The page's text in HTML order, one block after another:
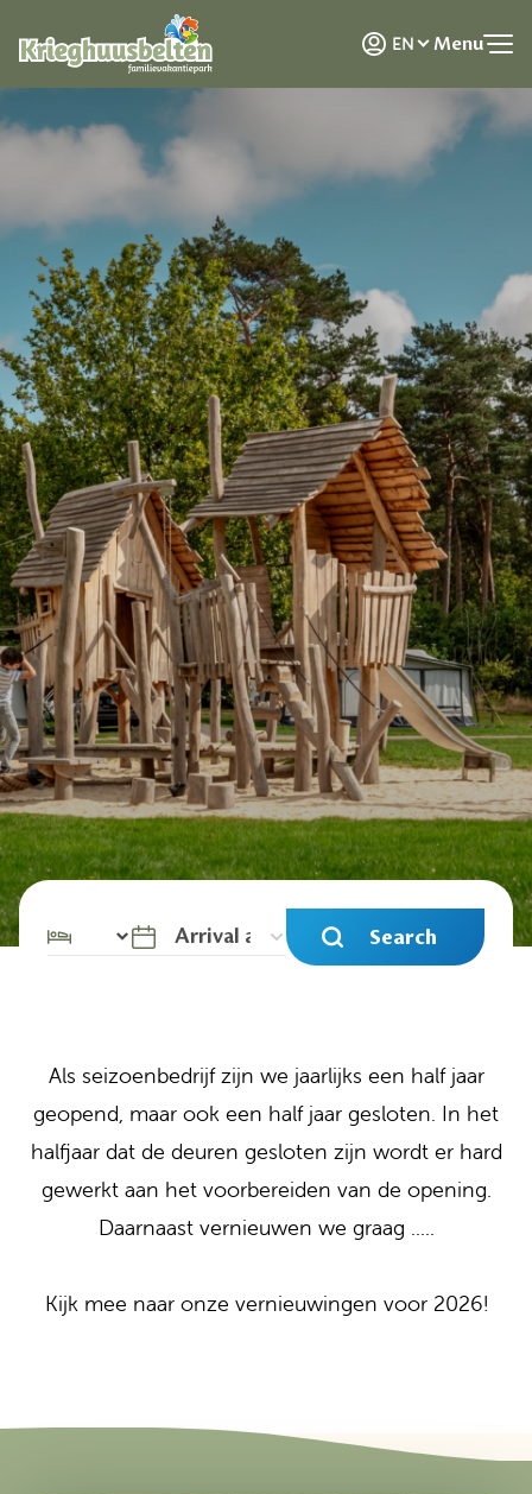
EN
DE Menu
Search
Als seizoenbedrijf zijn we jaarlijks een half jaar
geopend, maar ook een half jaar gesloten. In het
halfjaar dat de deuren gesloten zijn wordt er hard
gewerkt aan het voorbereiden van de opening.
Daarnaast vernieuwen we graag .....
Kijk mee naar onze vernieuwingen voor 2026!